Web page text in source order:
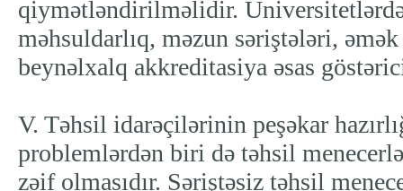
qiymətləndirilməlidir.
məhsuldarlıq, məzun səriştələri,
beynəlxalq akkreditasiya əsas
V. Təhsil idarəçilərinin peşəkar
problemlərdən biri də təhsil
zəif olmasıdır. Səriştəsiz təhsil